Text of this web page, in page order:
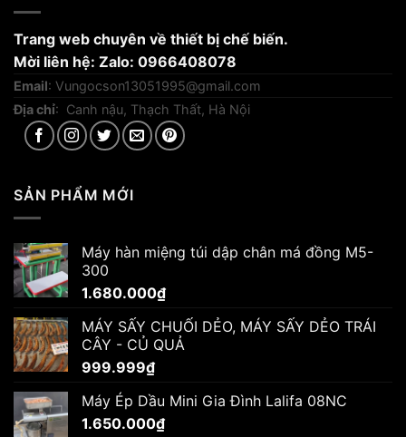
Trang web chuyên về thiết bị chế biến.
Mời liên hệ: Zalo: 0966408078
Email: Vungocson13051995@gmail.com
Địa chỉ: Canh nậu, Thạch Thất, Hà Nội
SẢN PHẨM MỚI
Máy hàn miệng túi dập chân má đồng M5-
300
1.680.000₫
MÁY SẤY CHUỐI DẺO, MÁY SẤY DẺO TRÁI
CÂY - CỦ QUẢ
999.999₫
Máy Ép Dầu Mini Gia Đình Lalifa 08NC
1.650.000₫